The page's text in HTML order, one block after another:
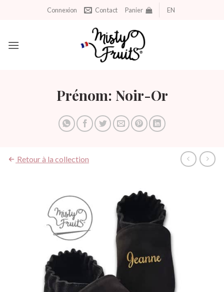
Connexion Contact Panier EN
Prénom: Noir-Or
Retour à la collection